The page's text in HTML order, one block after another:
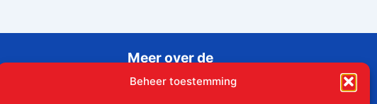
Beheer toestemming
Meer over de
Liudgerstichten